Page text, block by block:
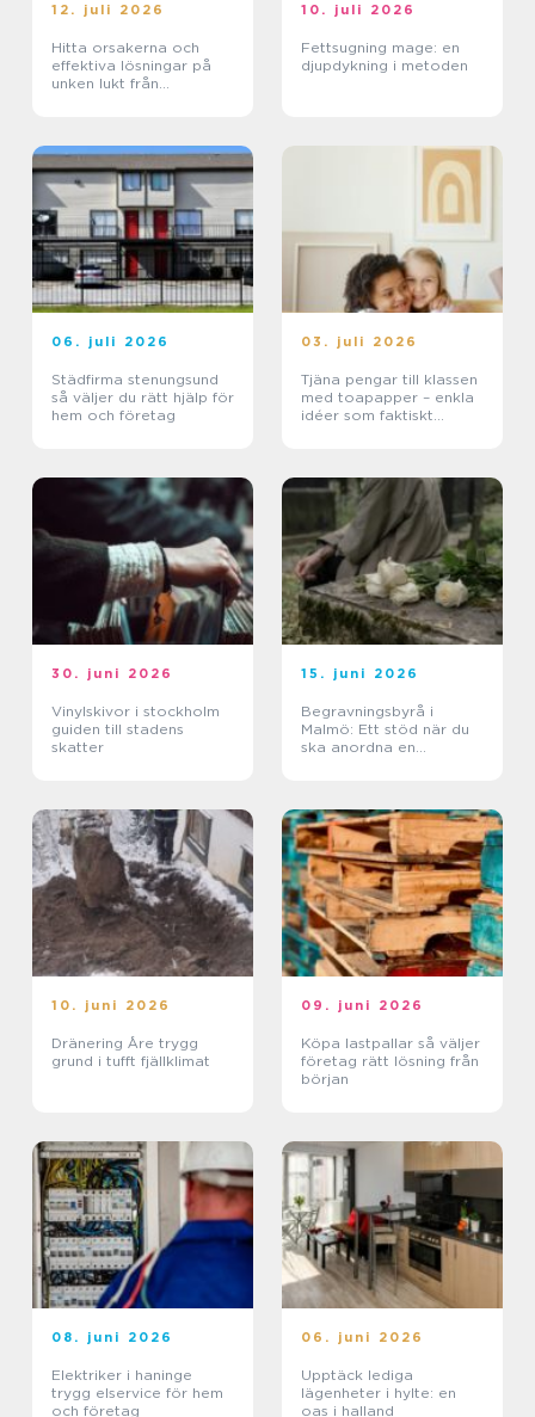
12. juli 2026
Hitta orsakerna och
effektiva lösningar på
unken lukt från
10. juli 2026
Fettsugning mage: en
djupdykning i metoden
06. juli 2026
Städfirma stenungsund
så väljer du rätt hjälp för
hem och företag
03. juli 2026
Tjäna pengar till klassen
med toapapper – enkla
idéer som faktiskt
30. juni 2026
Vinylskivor i stockholm
guiden till stadens
skatter
15. juni 2026
Begravningsbyrå i
Malmö: Ett stöd när du
ska anordna en
10. juni 2026
Dränering Åre trygg
grund i tufft fjällklimat
09. juni 2026
Köpa lastpallar så väljer
företag rätt lösning från
början
08. juni 2026
Elektriker i haninge
trygg elservice för hem
och företag
06. juni 2026
Upptäck lediga
lägenheter i hylte: en
oas i halland